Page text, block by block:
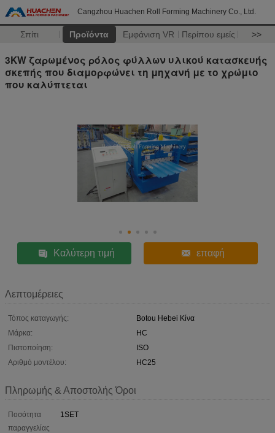
Cangzhou Huachen Roll Forming Machinery Co., Ltd.
Σπίτι Προϊόντα Εμφάνιση VR Περίπου εμείς >>
3KW ζαρωμένος ρόλος φύλλων υλικού κατασκευής
σκεπής που διαμορφώνει τη μηχανή με το χρώμιο
που καλύπτεται
Καλύτερη τιμή επαφή
Λεπτομέρειες
Τόπος καταγωγής:
Botou Hebei Κίνα
Μάρκα:
HC
Πιστοποίηση:
ISO
Αριθμό μοντέλου:
HC25
Πληρωμής & Αποστολής Όροι
Ποσότητα
παραγγελίας
1SET